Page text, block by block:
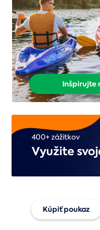
Inšpirujte
400+ zážitkov
Využite
Kúpiť poukaz